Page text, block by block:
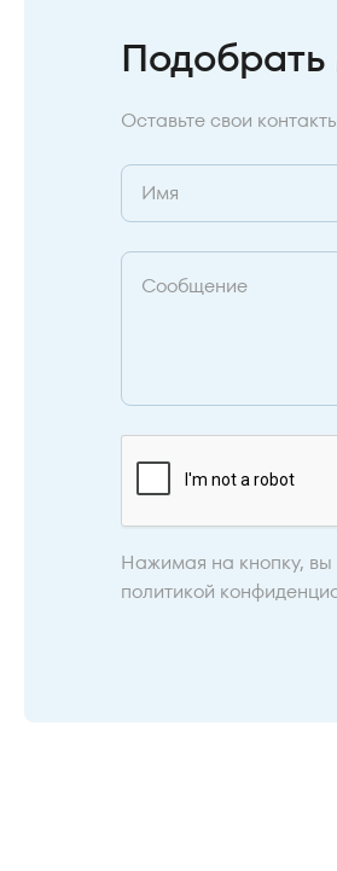
Оставьте свои
Нажимая на кнопку,
политикой